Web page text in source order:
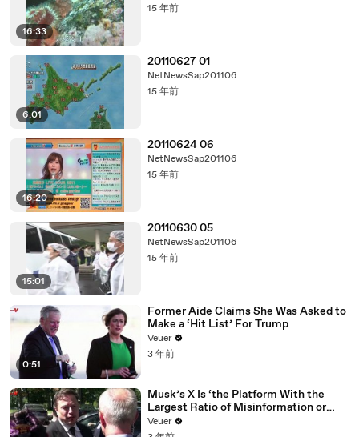
16:33
15 年前
6:01
20110627 01
NetNewsSap201106
15 年前
16:20
20110624 06
NetNewsSap201106
15 年前
15:01
20110630 05
NetNewsSap201106
15 年前
0:51
Former Aide Claims She Was Asked to
Make a ‘Hit List’ For Trump
Veuer
3 年前
Musk’s X Is ‘the Platform With the
Largest Ratio of Misinformation or
Disinformation’ Amongst All Social
Media Platforms
Veuer